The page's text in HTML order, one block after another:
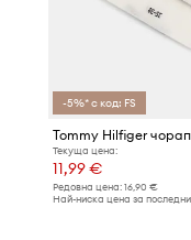
-5%* с код: FS
Текуща цена:
11,99 €
Редовна цена: 16,90 €
Най-ниска цена за